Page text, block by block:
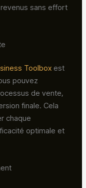
sans effort
Toolbox est
pouvez
de vente,
finale. Cela
chaque
optimale et